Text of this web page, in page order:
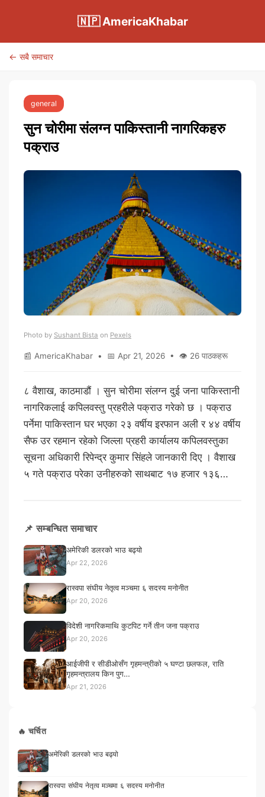
🇳🇵 AmericaKhabar
← सबै समाचार
general
सुन चोरीमा संलग्न पाकिस्तानी नागरिकहरु
पक्राउ
Photo by Sushant Bista on Pexels
📰 AmericaKhabar • 📅 Apr 21, 2026 • 👁 26 पाठकहरू
८ वैशाख, काठमाडौं । सुन चोरीमा संलग्न दुई जना पाकिस्तानी
नागरिकलाई कपिलवस्तु प्रहरीले पक्राउ गरेको छ । पक्राउ
पर्नेमा पाकिस्तान घर भएका २३ वर्षीय इरफान अली र ४४ वर्षीय
सैफ उर रहमान रहेको जिल्ला प्रहरी कार्यालय कपिलवस्तुका
सूचना अधिकारी रिपेन्द्र कुमार सिंहले जानकारी दिए । वैशाख
५ गते पक्राउ परेका उनीहरुको साथबाट १७ हजार १३६…
📌 सम्बन्धित समाचार
अमेरिकी डलरको भाउ बढ्यो
Apr 22, 2026
रास्वपा संघीय नेतृत्व मञ्चमा ६ सदस्य मनोनीत
Apr 20, 2026
विदेशी नागरिकमाथि कुटपिट गर्ने तीन जना पक्राउ
Apr 20, 2026
आईजीपी र सीडीओसँग गृहमन्त्रीको ५ घण्टा छलफल, राति
गृहमन्त्रालय किन पुग…
Apr 21, 2026
🔥 चर्चित
अमेरिकी डलरको भाउ बढ्यो
रास्वपा संघीय नेतृत्व मञ्चमा ६ सदस्य मनोनीत